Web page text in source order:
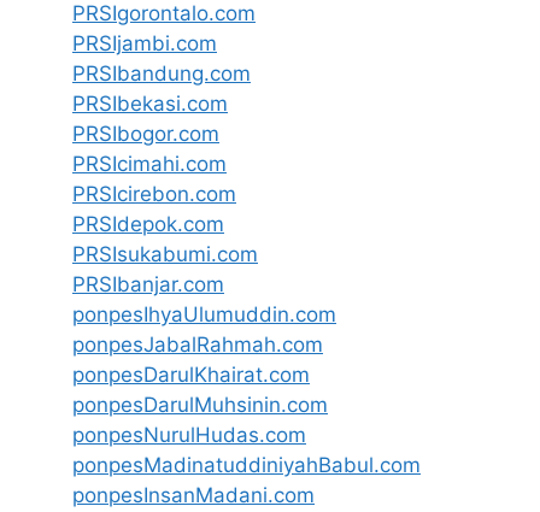
PRSIgorontalo.com
PRSIjambi.com
PRSIbandung.com
PRSIbekasi.com
PRSIbogor.com
PRSIcimahi.com
PRSIcirebon.com
PRSIdepok.com
PRSIsukabumi.com
PRSIbanjar.com
ponpesIhyaUlumuddin.com
ponpesJabalRahmah.com
ponpesDarulKhairat.com
ponpesDarulMuhsinin.com
ponpesNurulHudas.com
ponpesMadinatuddiniyahBabul.com
ponpesInsanMadani.com